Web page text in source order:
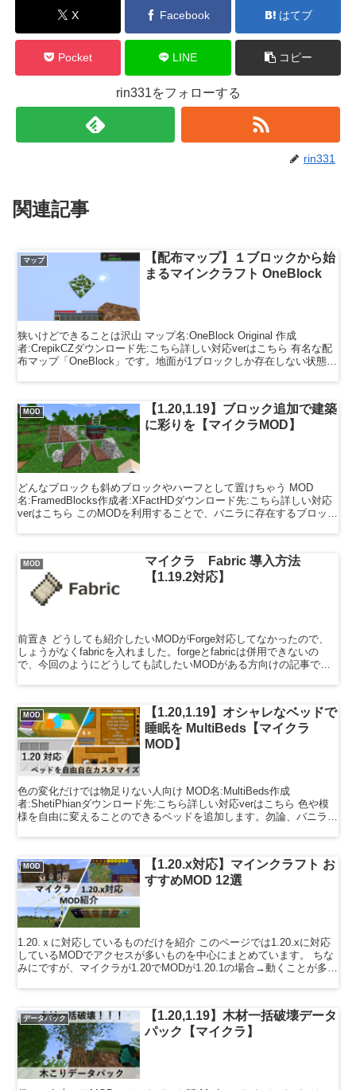
X Facebook はてブ
Pocket LINE コピー
rin331をフォローする
rin331
関連記事
マップ
【配布マップ】１ブロックから始
まるマインクラフト OneBlock
狭いけどできることは沢山 マップ名:OneBlock Original 作成
者:CrepikCZダウンロード先:こちら詳しい対応verはこちら 有名な配
布マップ「OneBlock」です。地面が1ブロックしか存在しない状態か
MOD
【1.20,1.19】ブロック追加で建築
に彩りを【マイクラMOD】
どんなブロックも斜めブロックやハーフとして置けちゃう MOD
名:FramedBlocks作成者:XFactHDダウンロード先:こちら詳しい対応
verはこちら このMODを利用することで、バニラに存在するブロック
MOD
マイクラ Fabric 導入方法
【1.19.2対応】
前置き どうしても紹介したいMODがForge対応してなかったので、
しょうがなくfabricを入れました。forgeとfabricは併用できないの
で、今回のようにどうしても試したいMODがある方向けの記事で
MOD
【1.20,1.19】オシャレなベッドで
睡眠を MultiBeds【マイクラ
MOD】
色の変化だけでは物足りない人向け MOD名:MultiBeds作成
者:ShetiPhianダウンロード先:こちら詳しい対応verはこちら 色や模
様を自由に変えることのできるベッドを追加します。勿論、バニラの
MOD
【1.20.x対応】マインクラフト お
すすめMOD 12選
1.20.ｘに対応しているものだけを紹介 このページでは1.20.xに対応
しているMODでアクセスが多いものを中心にまとめています。 ちな
みにですが、マイクラが1.20でMODが1.20.1の場合→動くことが多い
データパック
【1.20,1.19】木材一括破壊データ
パック【マイクラ】